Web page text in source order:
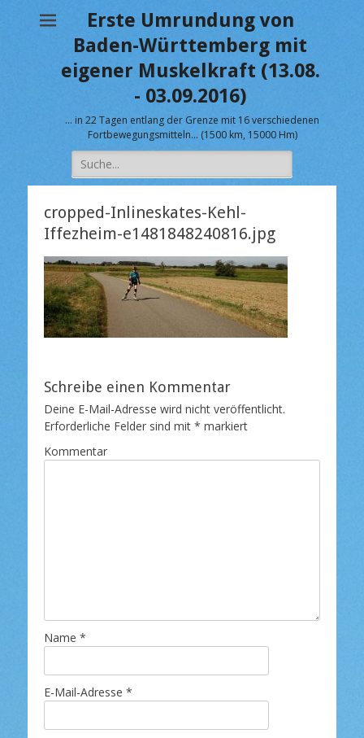
Erste Umrundung von
Baden-Württemberg mit
eigener Muskelkraft (13.08.
- 03.09.2016)
… in 22 Tagen entlang der Grenze mit 16 verschiedenen
Fortbewegungsmitteln… (1500 km, 15000 Hm)
Suche
nach:
cropped-Inlineskates-Kehl-
Iffezheim-e1481848240816.jpg
Schreibe einen Kommentar
Deine E-Mail-Adresse wird nicht veröffentlicht.
Erforderliche Felder sind mit * markiert
Kommentar
Name *
E-Mail-Adresse *